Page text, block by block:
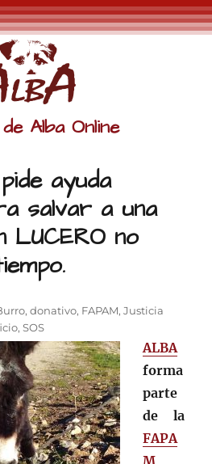
Alba Online
ayuda
salvar a una
no
,donativo, FAPAM,Justicia
,SOS
ALBA
forma
parte
de la
FAPA
M